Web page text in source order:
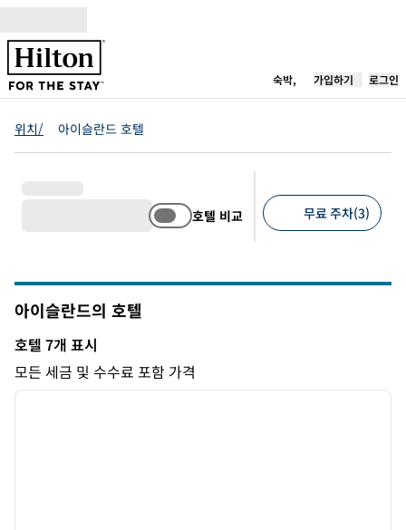
숙박, 새 탭 열림
가입하기 로그인
위치/ 아이슬란드 호텔
호텔 비교 무료 주차(3)
아이슬란드의 호텔
호텔 7개 표시
호텔 7개 표시
모든 세금 및 수수료 포함 가격
1/11
다음